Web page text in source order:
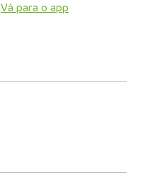
Vá para o app